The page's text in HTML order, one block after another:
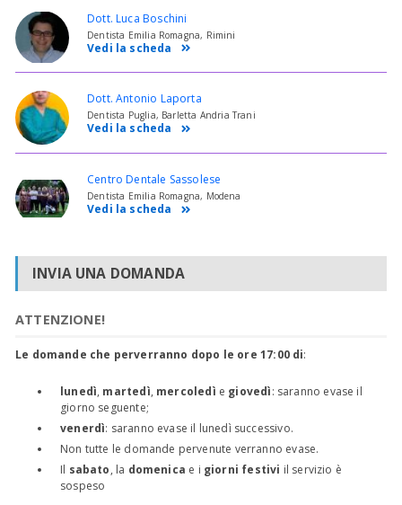
Dott. Luca Boschini
Dentista Emilia Romagna, Rimini
Vedi la scheda
Dott. Antonio Laporta
Dentista Puglia, Barletta Andria Trani
Vedi la scheda
Centro Dentale Sassolese
Dentista Emilia Romagna, Modena
Vedi la scheda
INVIA UNA DOMANDA
ATTENZIONE!
Le domande che perverranno dopo le ore 17:00 di:
lunedì, martedì, mercoledì e giovedì: saranno evase il
giorno seguente;
venerdì: saranno evase il lunedì successivo.
Non tutte le domande pervenute verranno evase.
Il sabato, la domenica e i giorni festivi il servizio è
sospeso